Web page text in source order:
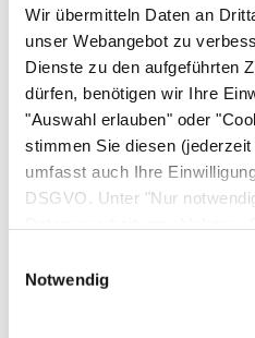
Wir übermitteln Daten an
unser Webangebot zu
Dienste zu den aufgeführten
dürfen, benötigen wir Ihre
"Auswahl erlauben" oder
stimmen Sie diesen
umfasst auch Ihre
DSGVO. Unter "Nur
Notwendig
Fällen haben die
Hautfarbe, da sich durch
Abbau der roten
Gallenfarbstoff Bilirubin
besteht eine
Angeborene
häufigsten sind
angeboren und zeigen
Kindesalter. Es gibt
Formen, beispielsweise